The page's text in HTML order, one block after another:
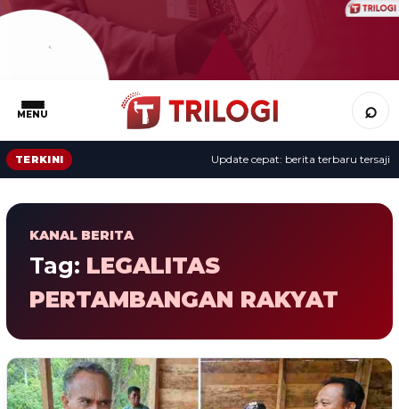
MENU ⌕
TERKINI Update cepat: berita terbaru tersaji
KANAL BERITA
Tag: LEGALITAS
PERTAMBANGAN RAKYAT